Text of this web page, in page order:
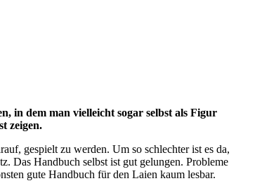
in dem man vielleicht sogar selbst als Figur
zeigen.
gespielt zu werden. Um so schlechter ist es da,
Das Handbuch selbst ist gut gelungen. Probleme
gute Handbuch für den Laien kaum lesbar.